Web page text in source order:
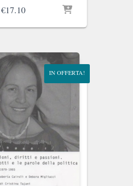
Il
originale
€18.00.
€17.10Il
attuale
€17.10.
IN OFFERTA!